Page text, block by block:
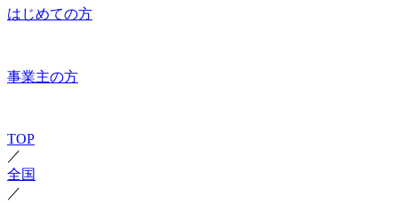
はじめての方
事業主の方
TOP
／
全国
／